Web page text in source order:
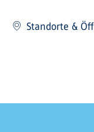
Standorte &